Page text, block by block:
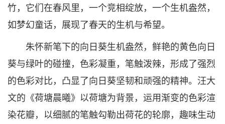
竹，它们在春风里，一个竞相绽放，一个生机盎然，
如梦幻童话，展现了春天的生机与希望。
朱怀新笔下的向日葵生机盎然，鲜艳的黄色向日
葵与绿叶的碰撞，色彩凝重，笔触泼辣，形成了强烈
的色彩对比，凸显了向日葵坚韧和顽强的精神。汪大
文的《荷塘晨曦》以荷塘为背景，运用渐变的色彩渲
染花瓣，以细腻的笔触勾勒出荷花的轮廓，趣味生动